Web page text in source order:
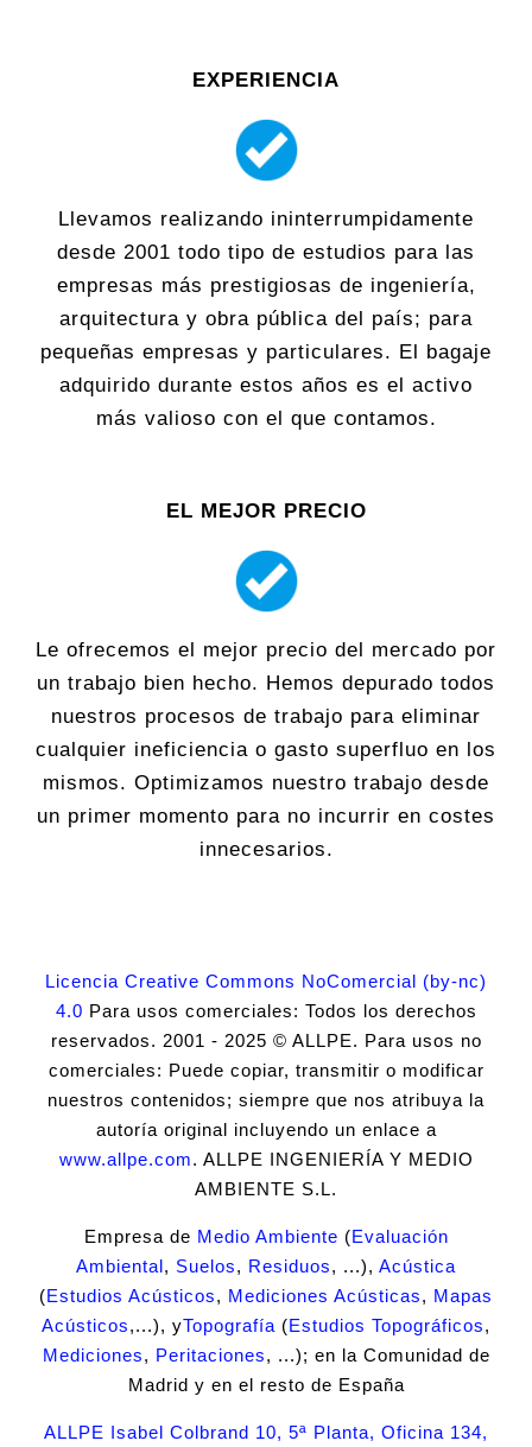
EXPERIENCIA
Llevamos realizando ininterrumpidamente
desde 2001 todo tipo de estudios para las
empresas más prestigiosas de ingeniería,
arquitectura y obra pública del país; para
pequeñas empresas y particulares. El bagaje
adquirido durante estos años es el activo
más valioso con el que contamos.
EL MEJOR PRECIO
Le ofrecemos el mejor precio del mercado por
un trabajo bien hecho. Hemos depurado todos
nuestros procesos de trabajo para eliminar
cualquier ineficiencia o gasto superfluo en los
mismos. Optimizamos nuestro trabajo desde
un primer momento para no incurrir en costes
innecesarios.
Licencia Creative Commons NoComercial (by-nc)
4.0 Para usos comerciales: Todos los derechos
reservados. 2001 - 2025 © ALLPE. Para usos no
comerciales: Puede copiar, transmitir o modificar
nuestros contenidos; siempre que nos atribuya la
autoría original incluyendo un enlace a
www.allpe.com. ALLPE INGENIERÍA Y MEDIO
AMBIENTE S.L.
Empresa de Medio Ambiente (Evaluación
Ambiental, Suelos, Residuos, ...), Acústica
(Estudios Acústicos, Mediciones Acústicas, Mapas
Acústicos,...), yTopografía (Estudios Topográficos,
Mediciones, Peritaciones, ...); en la Comunidad de
Madrid y en el resto de España
ALLPE Isabel Colbrand 10, 5ª Planta, Oficina 134,